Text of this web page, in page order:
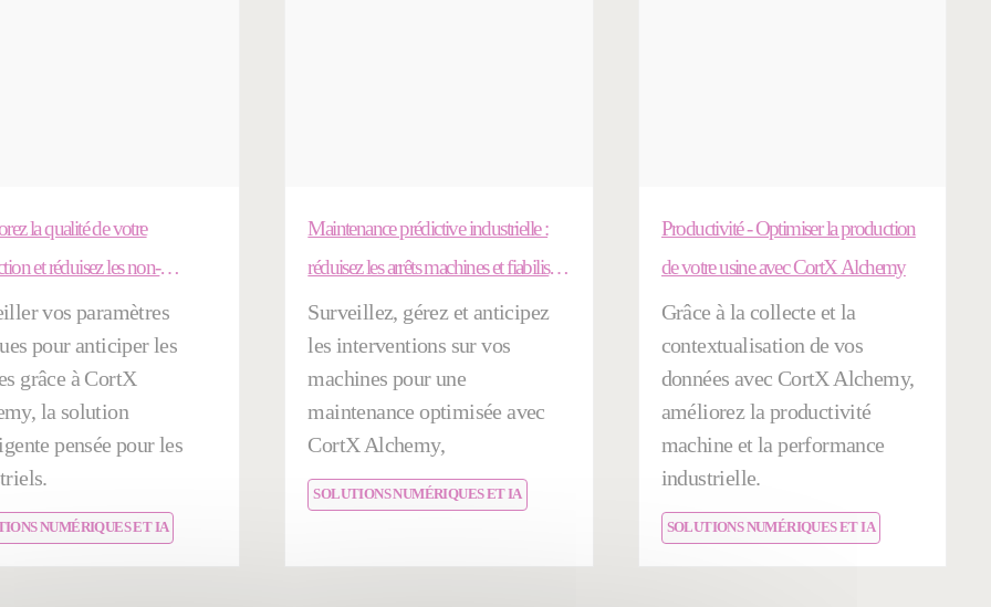
la qualité de votre
et réduisez les non-
vos paramètres
pour anticiper les
grâce à CortX
la solution
pensée pour les
NUMÉRIQUES ET IA
Maintenance prédictive industrielle :
réduisez les arrêts machines et fiabilisez
votre production
Surveillez, gérez et anticipez
les interventions sur vos
machines pour une
maintenance optimisée avec
CortX Alchemy,
SOLUTIONS NUMÉRIQUES ET IA
Productivité - Optimiser la production
de votre usine avec CortX Alchemy
Grâce à la collecte et la
contextualisation de vos
données avec CortX Alchemy,
améliorez la productivité
machine et la performance
industrielle.
SOLUTIONS NUMÉRIQUES ET IA